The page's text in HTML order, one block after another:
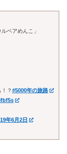
ベアめんこ」
？ #5000年の旅路
年6月2日